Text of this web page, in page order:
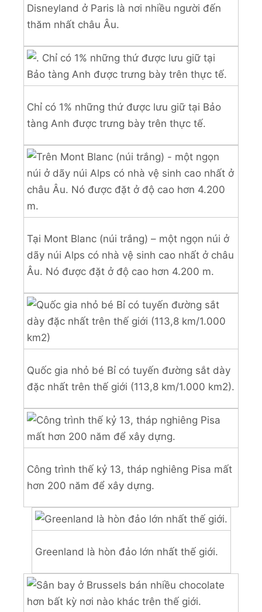
Disneyland ở Paris là nơi nhiều người đến
thăm nhất châu Âu.
Chỉ có 1% những thứ được lưu giữ tại Bảo
tàng Anh được trưng bày trên thực tế.
Tại Mont Blanc (núi trắng) – một ngọn núi ở
dãy núi Alps có nhà vệ sinh cao nhất ở châu
Âu. Nó được đặt ở độ cao hơn 4.200 m.
Quốc gia nhỏ bé Bỉ có tuyến đường sắt dày
đặc nhất trên thế giới (113,8 km/1.000 km2).
Công trình thế kỷ 13, tháp nghiêng Pisa mất
hơn 200 năm để xây dựng.
Greenland là hòn đảo lớn nhất thế giới.